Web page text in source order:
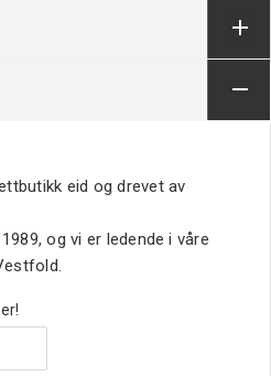
eid og drevet av
og vi er ledende i våre